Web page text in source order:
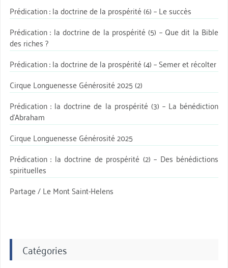
Prédication : la doctrine de la prospérité (6) – Le succès
Prédication : la doctrine de la prospérité (5) – Que dit la Bible
des riches ?
Prédication : la doctrine de la prospérité (4) – Semer et récolter
Cirque Longuenesse Générosité 2025 (2)
Prédication : la doctrine de la prospérité (3) – La bénédiction
d’Abraham
Cirque Longuenesse Générosité 2025
Prédication : la doctrine de prospérité (2) – Des bénédictions
spirituelles
Partage / Le Mont Saint-Helens
Catégories